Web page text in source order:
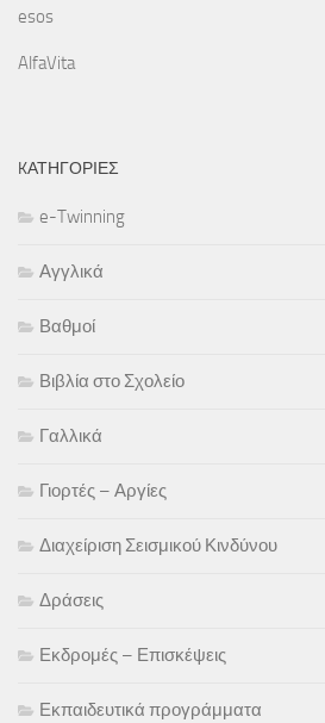
esos
AlfaVita
KΑΤΗΓΟΡΊΕΣ
e-Twinning
Αγγλικά
Βαθμοί
Βιβλία στο Σχολείο
Γαλλικά
Γιορτές – Αργίες
Διαχείριση Σεισμικού Κινδύνου
Δράσεις
Εκδρομές – Επισκέψεις
Εκπαιδευτικά προγράμματα